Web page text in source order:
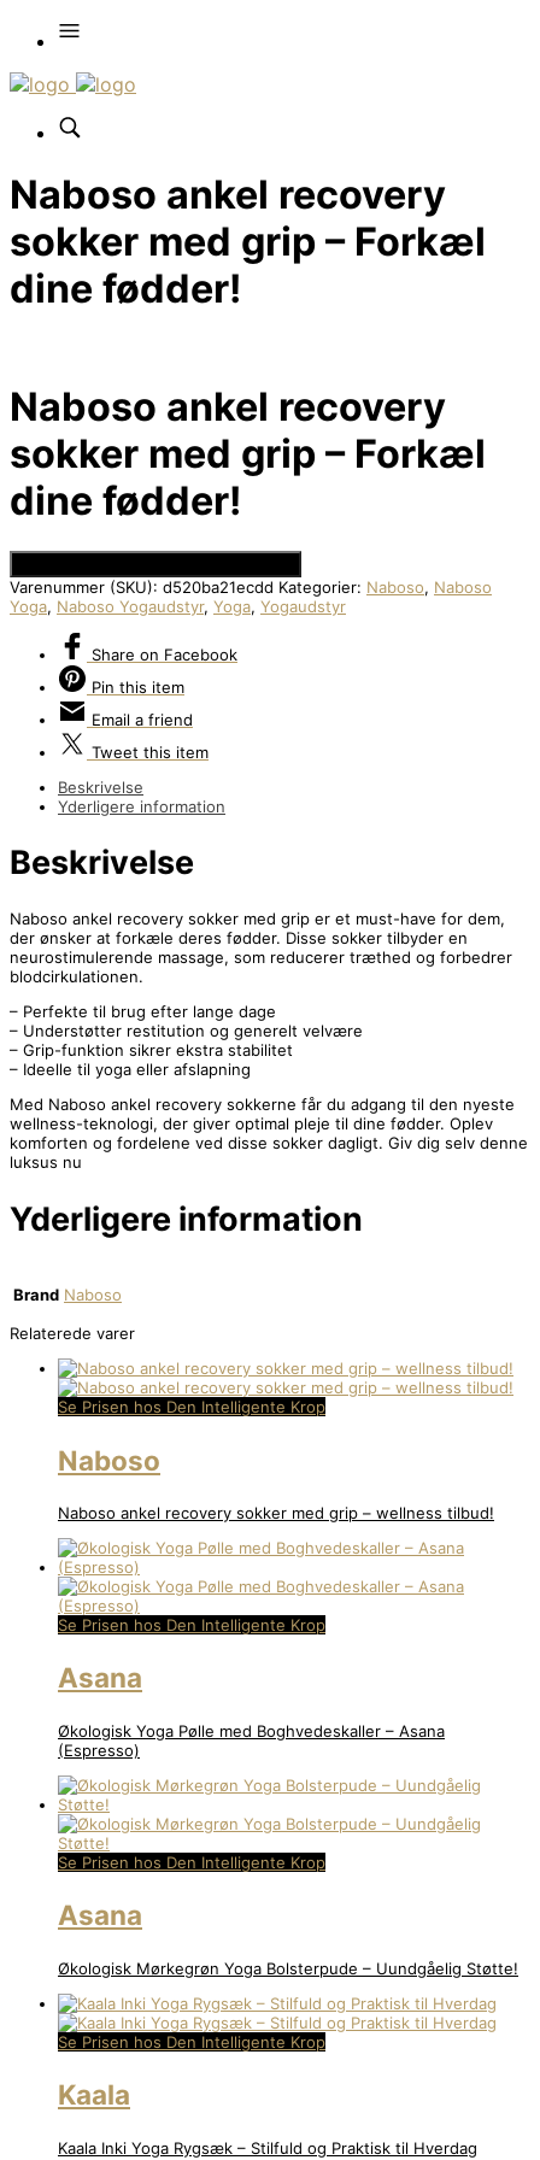
Naboso ankel recovery
sokker med grip – Forkæl
dine fødder!
Naboso ankel recovery
sokker med grip – Forkæl
dine fødder!
Varenummer (SKU): d520ba21ecdd Kategorier: Naboso, Naboso
Yoga, Naboso Yogaudstyr, Yoga, Yogaudstyr
Share on Facebook
Pin this item
Email a friend
Tweet this item
Beskrivelse
Yderligere information
Beskrivelse
Naboso ankel recovery sokker med grip er et must-have for dem,
der ønsker at forkæle deres fødder. Disse sokker tilbyder en
neurostimulerende massage, som reducerer træthed og forbedrer
blodcirkulationen.
– Perfekte til brug efter lange dage
– Understøtter restitution og generelt velvære
– Grip-funktion sikrer ekstra stabilitet
– Ideelle til yoga eller afslapning
Med Naboso ankel recovery sokkerne får du adgang til den nyeste
wellness-teknologi, der giver optimal pleje til dine fødder. Oplev
komforten og fordelene ved disse sokker dagligt. Giv dig selv denne
luksus nu
Yderligere information
Brand Naboso
Relaterede varer
Se Prisen hos Den Intelligente Krop
Naboso
Naboso ankel recovery sokker med grip – wellness tilbud!
Se Prisen hos Den Intelligente Krop
Asana
Økologisk Yoga Pølle med Boghvedeskaller – Asana
(Espresso)
Se Prisen hos Den Intelligente Krop
Asana
Økologisk Mørkegrøn Yoga Bolsterpude – Uundgåelig Støtte!
Se Prisen hos Den Intelligente Krop
Kaala
Kaala Inki Yoga Rygsæk – Stilfuld og Praktisk til Hverdag